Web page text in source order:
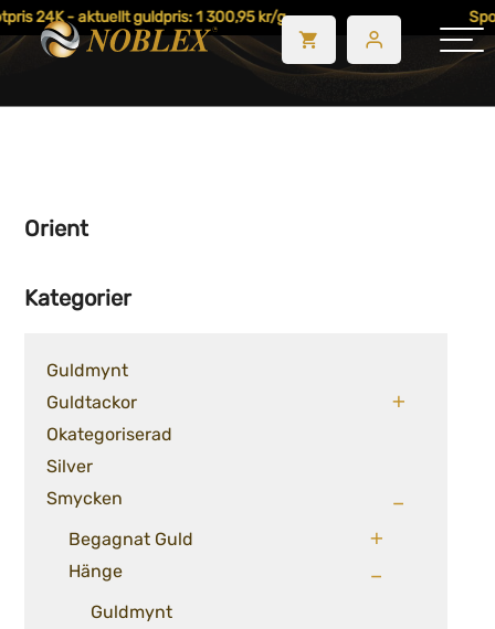
24K - aktuellt guldpris: 1 300,95 kr/g
Orient
Kategorier
Guldmynt
Guldtackor
Okategoriserad
Silver
Smycken
Begagnat Guld
Hänge
Guldmynt